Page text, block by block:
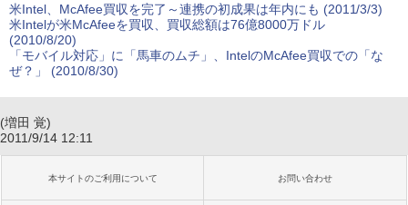
米Intel、McAfee買収を完了～連携の初成果は年内にも (2011/3/3)
米Intelが米McAfeeを買収、買収総額は76億8000万ドル
(2010/8/20)
「モバイル対応」に「馬車のムチ」、IntelのMcAfee買収での「な
ぜ？」 (2010/8/30)
(増田 覚)
2011/9/14 12:11
本サイトのご利用について お問い合わせ